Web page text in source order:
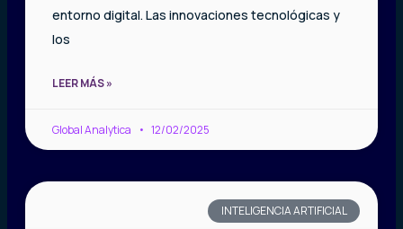
entorno digital. Las innovaciones tecnológicas y
los
LEER MÁS »
Global Analytica 12/02/2025
INTELIGENCIA ARTIFICIAL